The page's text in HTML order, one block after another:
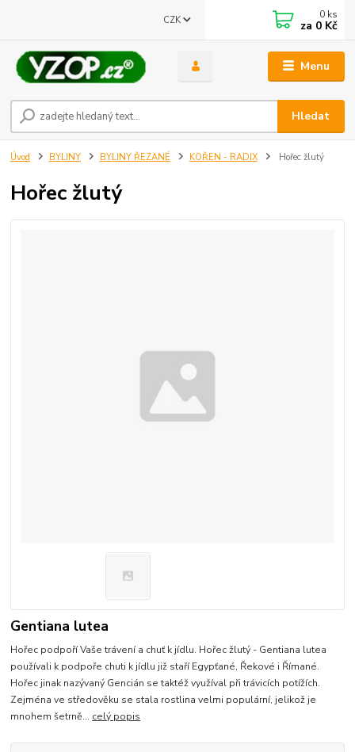
Menu
CZK
Hledat
0 ks
za 0 Kč
Úvod BYLINY BYLINY ŘEZANÉ KOŘEN - RADIX Hořec žlutý
Hořec žlutý
Gentiana lutea
Hořec podpoří Vaše trávení a chuť k jídlu. Hořec žlutý - Gentiana lutea
používali k podpoře chuti k jídlu již staří Egypťané, Řekové i Římané.
Hořec jinak nazývaný Gencián se taktéž využíval při trávicích potížích.
Zejména ve středověku se stala rostlina velmi populární, jelikož je
mnohem šetrně... celý popis
Získejte slevu
4% za registraci do našeho e shopu
Stačí zadat váš email
Přeji si odebírat novinky e-mailem dlepodmínek zpracování osobních